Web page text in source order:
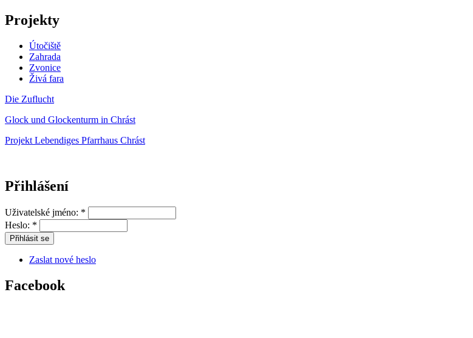
Projekty
Útočiště
Zahrada
Zvonice
Živá fara
Die Zuflucht
Glock und Glockenturm in Chrást
Projekt Lebendiges Pfarrhaus Chrást
Přihlášení
Uživatelské jméno: *
Heslo: *
Zaslat nové heslo
Facebook